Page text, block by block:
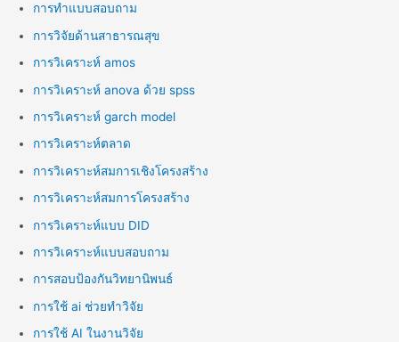
การทำแบบสอบถาม
การวิจัยด้านสาธารณสุข
การวิเคราะห์ amos
การวิเคราะห์ anova ด้วย spss
การวิเคราะห์ garch model
การวิเคราะห์ตลาด
การวิเคราะห์สมการเชิงโครงสร้าง
การวิเคราะห์สมการโครงสร้าง
การวิเคราะห์แบบ DID
การวิเคราะห์แบบสอบถาม
การสอบป้องกันวิทยานิพนธ์
การใช้ ai ช่วยทำวิจัย
การใช้ AI ในงานวิจัย